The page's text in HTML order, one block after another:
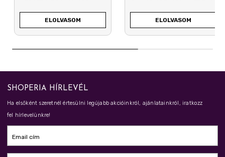
ELOLVASOM ELOLVASOM
SHOPERIA HÍRLEVÉL
Ha elsőként szeretnél értesülni legújabb akcióinkról, ajánlatainkról, iratkozz
fel hírlevelünkre!
Email cím